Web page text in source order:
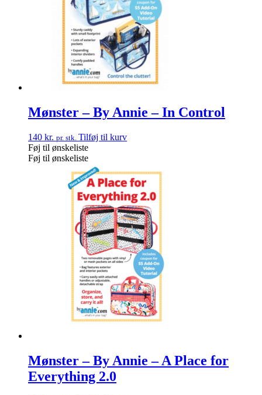
Mønster – By Annie – In Control
140 kr. pr. stk. Tilføj til kurv
Føj til ønskeliste
Føj til ønskeliste
Mønster – By Annie – A Place for
Everything 2.0